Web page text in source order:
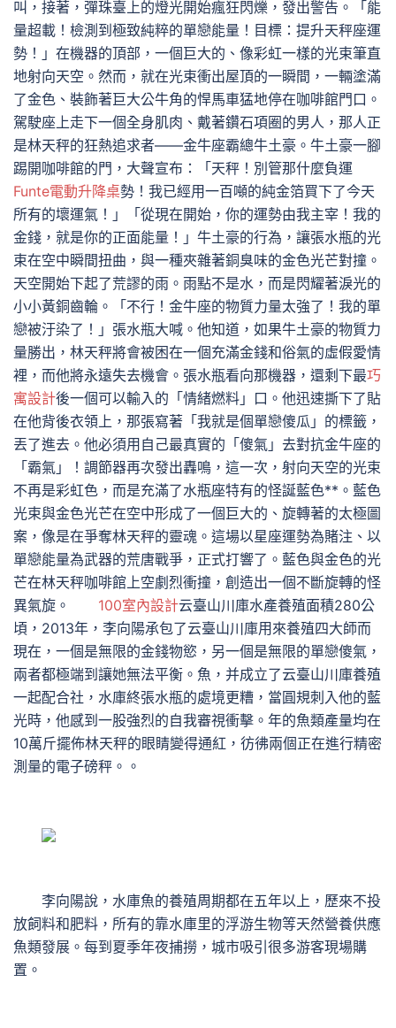
叫，接著，彈珠臺上的燈光開始瘋狂閃爍，發出警告。「能
量超載！檢測到極致純粹的單戀能量！目標：提升天秤座運
勢！」在機器的頂部，一個巨大的、像彩虹一樣的光束筆直
地射向天空。然而，就在光束衝出屋頂的一瞬間，一輛塗滿
了金色、裝飾著巨大公牛角的悍馬車猛地停在咖啡館門口。
駕駛座上走下一個全身肌肉、戴著鑽石項圈的男人，那人正
是林天秤的狂熱追求者——金牛座霸總牛土豪。牛土豪一腳
踢開咖啡館的門，大聲宣布：「天秤！別管那什麼負運
Funte電動升降桌勢！我已經用一百噸的純金箔買下了今天
所有的壞運氣！」「從現在開始，你的運勢由我主宰！我的
金錢，就是你的正面能量！」牛土豪的行為，讓張水瓶的光
束在空中瞬間扭曲，與一種夾雜著銅臭味的金色光芒對撞。
天空開始下起了荒謬的雨。雨點不是水，而是閃耀著淚光的
小小黃銅齒輪。「不行！金牛座的物質力量太強了！我的單
戀被汙染了！」張水瓶大喊。他知道，如果牛土豪的物質力
量勝出，林天秤將會被困在一個充滿金錢和俗氣的虛假愛情
裡，而他將永遠失去機會。張水瓶看向那機器，還剩下最巧
寓設計後一個可以輸入的「情緒燃料」口。他迅速撕下了貼
在他背後衣領上，那張寫著「我就是個單戀傻瓜」的標籤，
丟了進去。他必須用自己最真實的「傻氣」去對抗金牛座的
「霸氣」！調節器再次發出轟鳴，這一次，射向天空的光束
不再是彩虹色，而是充滿了水瓶座特有的怪誕藍色**。藍色
光束與金色光芒在空中形成了一個巨大的、旋轉著的太極圖
案，像是在爭奪林天秤的靈魂。這場以星座運勢為賭注、以
單戀能量為武器的荒唐戰爭，正式打響了。藍色與金色的光
芒在林天秤咖啡館上空劇烈衝撞，創造出一個不斷旋轉的怪
異氣旋。 100室內設計云臺山川庫水產養殖面積280公
頃，2013年，李向陽承包了云臺山川庫用來養殖四大師而
現在，一個是無限的金錢物慾，另一個是無限的單戀傻氣，
兩者都極端到讓她無法平衡。魚，并成立了云臺山川庫養殖
一起配合社，水庫終張水瓶的處境更糟，當圓規刺入他的藍
光時，他感到一股強烈的自我審視衝擊。年的魚類產量均在
10萬斤擺佈林天秤的眼睛變得通紅，彷彿兩個正在進行精密
測量的電子磅秤。。
李向陽說，水庫魚的養殖周期都在五年以上，歷來不投
放飼料和肥料，所有的靠水庫里的浮游生物等天然營養供應
魚類發展。每到夏季年夜捕撈，城市吸引很多游客現場購
置。